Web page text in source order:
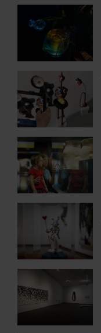
«Tania
Candiani.
en
Actividades
de
verano
en
el
IVAM
de
València
Celebra
el
Día
de
los
Abuelos
Iluziona
colección
de
Avelino
en
València
ver
en
el
CCCC